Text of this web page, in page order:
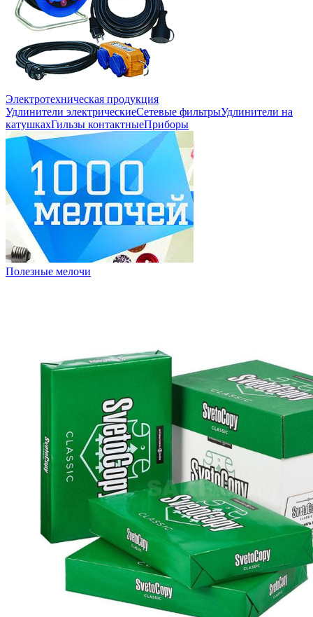
Электротехническая продукция
Удлинители электрическиеСетевые фильтрыУдлинители на
катушкахГильзы контактныеПриборы
Полезные мелочи